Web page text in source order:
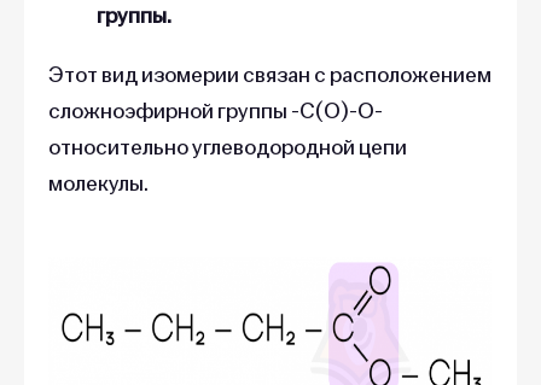
группы.
Этот вид изомерии связан с расположением
сложноэфирной группы -С(О)-О-
относительно углеводородной цепи
молекулы.